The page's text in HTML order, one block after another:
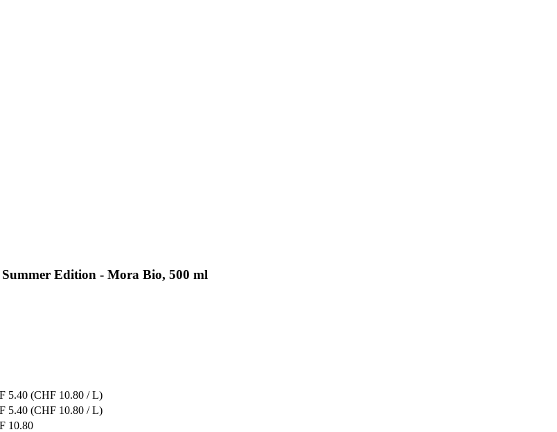
Summer Edition - Mora Bio, 500 ml
5.40 (CHF 10.80 / L)
5.40 (CHF 10.80 / L)
10.80